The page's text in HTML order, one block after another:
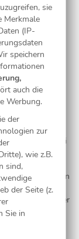
auf dieses
aufgeregt.
und
werden
doch das
ein bisschen bei
riesige
den
sondern stellen
So können
Überblick über
finden Sie
sie
Merkmale
(IP-
speichern
auch die
Werbung.
der
zur
wie z.B.
sind,
der Seite (z.
Sie in